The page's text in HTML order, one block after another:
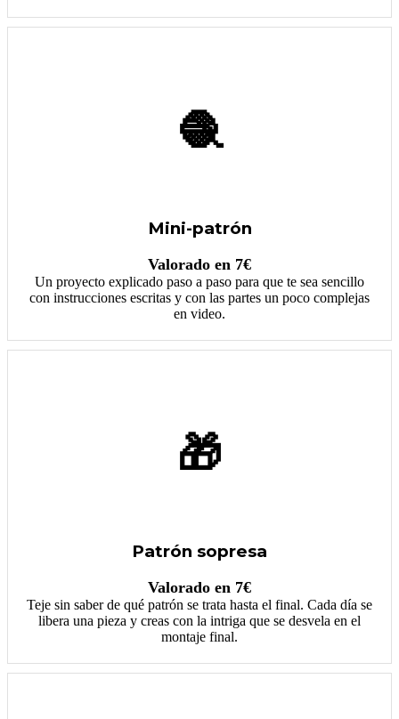
🧶
Mini-patrón
Valorado en 7€
Un proyecto explicado paso a paso para que te sea sencillo
con instrucciones escritas y con las partes un poco complejas
en video.
🎁
Patrón sopresa
Valorado en 7€
Teje sin saber de qué patrón se trata hasta el final. Cada día se
libera una pieza y creas con la intriga que se desvela en el
montaje final.